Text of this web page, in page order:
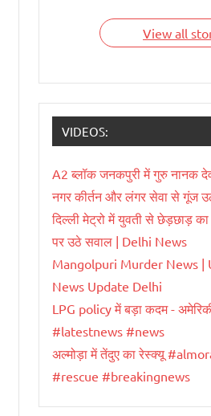
View all
VIDEOS:
A2 ब्लॉक जनकपुरी में गुरु नानक
नगर कीर्तन और लंगर सेवा से गूंज
दिल्ली मेट्रो में युवती से छेड़छाड़ का
पर उठे सवाल | Delhi News
Mangolpuri Murder News |
News Update Delhi
LPG policy में बड़ा कदम -
#latestnews #news
अल्मोड़ा में तेंदुए का रेस्क्यू
#rescue #breakingnews